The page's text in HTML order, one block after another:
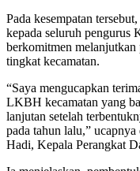
Pada kesempatan
kepada seluruh
berkomitmen
tingkat kecamatan.
“Saya mengucapkan
LKBH kecamatan yang
lanjutan setelah
pada tahun lalu,”
Hadi, Kepala Perangkat